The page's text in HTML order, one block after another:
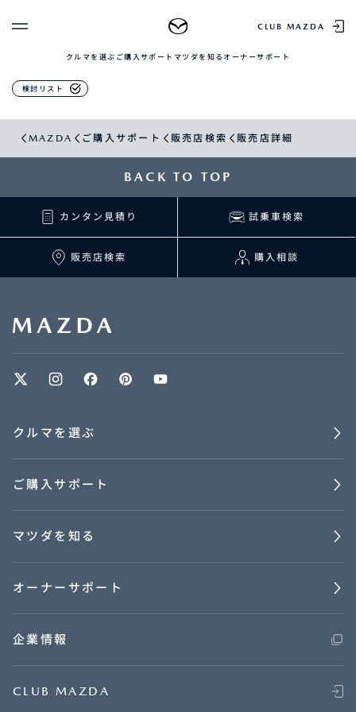
CLUB MAZDA
クルマを選ぶ ご購入サポート マツダを知る オーナーサポート
検討リスト
クルマ購入ガイド
カンタン見積り
販売店検索
試乗車検索
お問合せ/FAQ
ニュースルーム
新規会員登録
QRコード
登録情報の変更
お知らせ配信の登録・解除
ログアウト
販売店検索
MAZDA ご購入サポート 販売店検索 販売店詳細
BACK TO TOP
カンタン見積り 試乗車検索
販売店検索 購入相談
クルマを選ぶ
ご購入サポート
マツダを知る
オーナーサポート
企業情報
CLUB MAZDA